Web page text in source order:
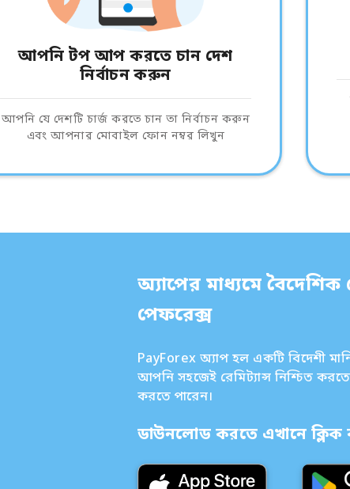
আপনি টপ আপ করতে চান দেশ
নির্বাচন করুন
আপনি যে দেশটি চার্জ করতে চান তা নির্বাচন করুন
এবং আপনার মোবাইল ফোন নম্বর লিখুন
অ্যাপের মাধ্যমে বৈদেশিক
পেফরেক্স
PayForex অ্যাপ হল একটি বিদেশী মানি
আপনি সহজেই রেমিট্যান্স নিশ্চিত
করতে পারেন।
ডাউনলোড করতে এখানে